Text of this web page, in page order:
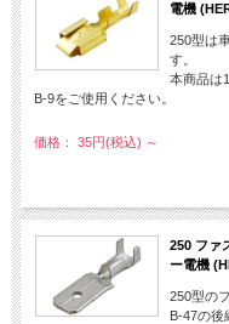
電機
250型は
す。
本商品は
B-9をご使用ください。
価格： 35円(税込) ～
250 ファ
ー電機
250型の
B-47の後